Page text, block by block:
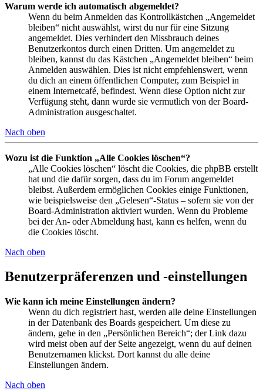
Warum werde ich automatisch abgemeldet?
Wenn du beim Anmelden das Kontrollkästchen „Angemeldet
bleiben“ nicht auswählst, wirst du nur für eine Sitzung
angemeldet. Dies verhindert den Missbrauch deines
Benutzerkontos durch einen Dritten. Um angemeldet zu
bleiben, kannst du das Kästchen „Angemeldet bleiben“ beim
Anmelden auswählen. Dies ist nicht empfehlenswert, wenn
du dich an einem öffentlichen Computer, zum Beispiel in
einem Internetcafé, befindest. Wenn diese Option nicht zur
Verfügung steht, dann wurde sie vermutlich von der Board-
Administration ausgeschaltet.
Nach oben
Wozu ist die Funktion „Alle Cookies löschen“?
„Alle Cookies löschen“ löscht die Cookies, die phpBB erstellt
hat und die dafür sorgen, dass du im Forum angemeldet
bleibst. Außerdem ermöglichen Cookies einige Funktionen,
wie beispielsweise den „Gelesen“-Status – sofern sie von der
Board-Administration aktiviert wurden. Wenn du Probleme
bei der An- oder Abmeldung hast, kann es helfen, wenn du
die Cookies löscht.
Nach oben
Benutzerpräferenzen und -einstellungen
Wie kann ich meine Einstellungen ändern?
Wenn du dich registriert hast, werden alle deine Einstellungen
in der Datenbank des Boards gespeichert. Um diese zu
ändern, gehe in den „Persönlichen Bereich“; der Link dazu
wird meist oben auf der Seite angezeigt, wenn du auf deinen
Benutzernamen klickst. Dort kannst du alle deine
Einstellungen ändern.
Nach oben